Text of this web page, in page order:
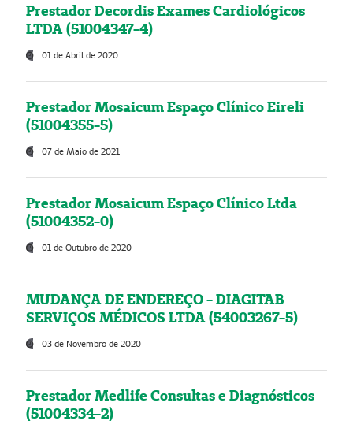
Prestador Decordis Exames Cardiológicos
LTDA (51004347-4)
01 de Abril de 2020
Prestador Mosaicum Espaço Clínico Eireli
(51004355-5)
07 de Maio de 2021
Prestador Mosaicum Espaço Clínico Ltda
(51004352-0)
01 de Outubro de 2020
MUDANÇA DE ENDEREÇO - DIAGITAB
SERVIÇOS MÉDICOS LTDA (54003267-5)
03 de Novembro de 2020
Prestador Medlife Consultas e Diagnósticos
(51004334-2)